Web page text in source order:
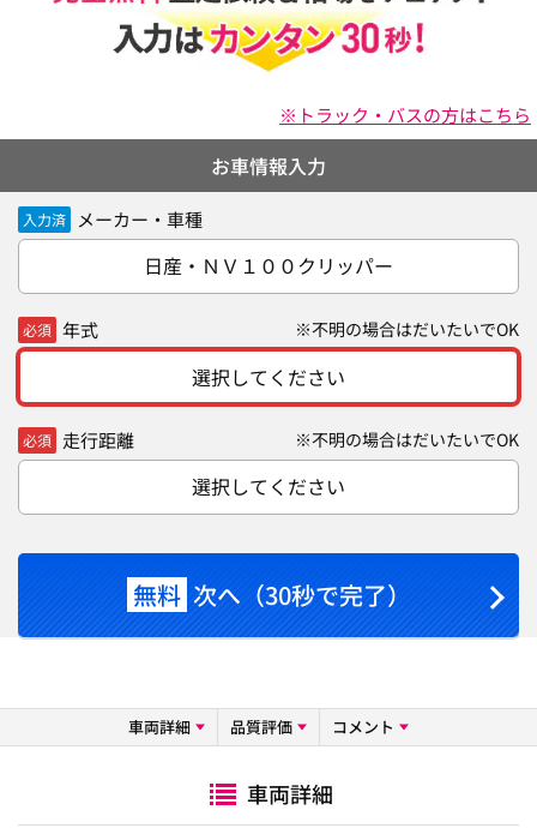
※トラック・バスの方はこちら
お車情報入力
入力済 メーカー・車種
日産・ＮＶ１００クリッパー
必須 年式 ※不明の場合はだいたいでOK
選択してください
必須 走行距離 ※不明の場合はだいたいでOK
選択してください
無料 次へ（30秒で完了）
車両詳細 品質評価 コメント
車両詳細